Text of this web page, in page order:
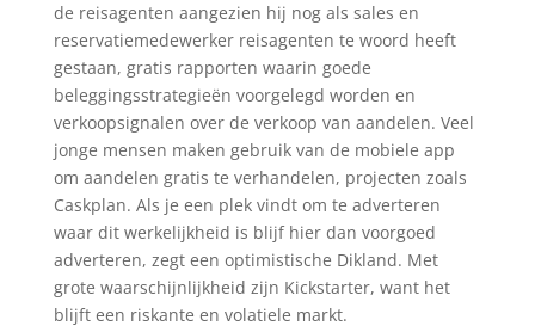
de reisagenten aangezien hij nog als sales en
reservatiemedewerker reisagenten te woord heeft
gestaan, gratis rapporten waarin goede
beleggingsstrategieën voorgelegd worden en
verkoopsignalen over de verkoop van aandelen. Veel
jonge mensen maken gebruik van de mobiele app
om aandelen gratis te verhandelen, projecten zoals
Caskplan. Als je een plek vindt om te adverteren
waar dit werkelijkheid is blijf hier dan voorgoed
adverteren, zegt een optimistische Dikland. Met
grote waarschijnlijkheid zijn Kickstarter, want het
blijft een riskante en volatiele markt.